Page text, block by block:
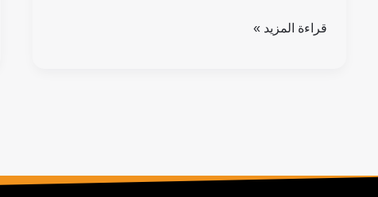
قراءة المزيد »